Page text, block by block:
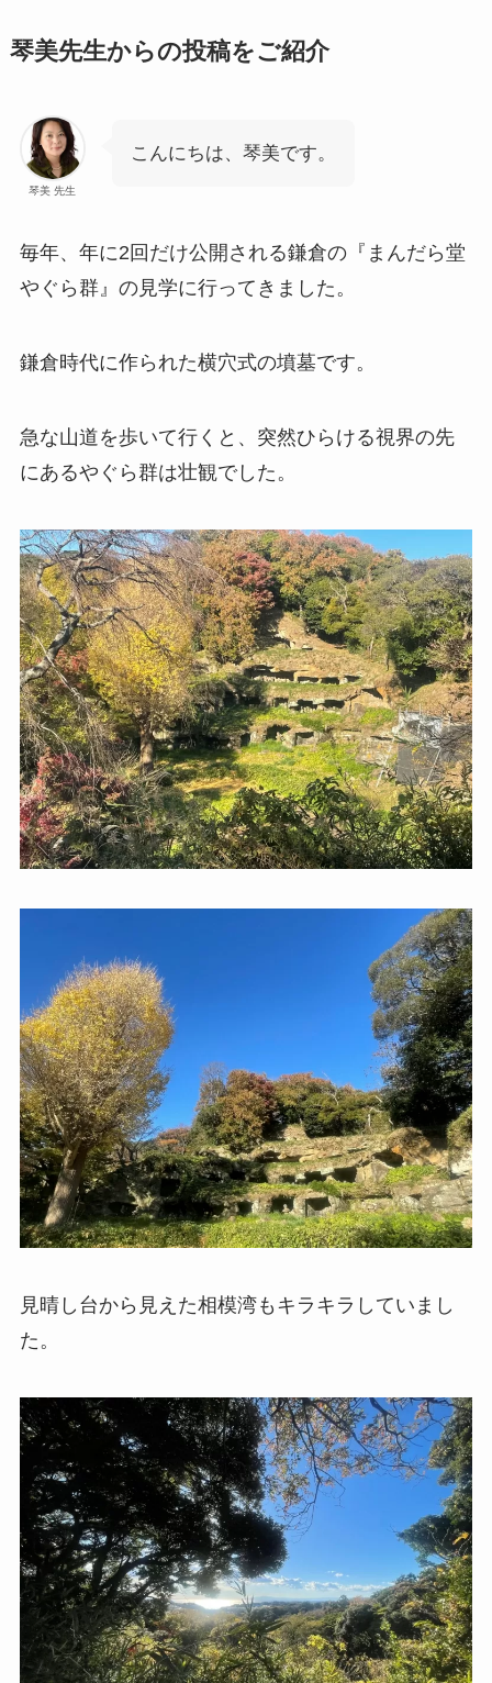
琴美先生からの投稿をご紹介
琴美 先生
こんにちは、琴美です。
毎年、年に2回だけ公開される鎌倉の『まんだら堂
やぐら群』の見学に行ってきました。
鎌倉時代に作られた横穴式の墳墓です。
急な山道を歩いて行くと、突然ひらける視界の先
にあるやぐら群は壮観でした。
見晴し台から見えた相模湾もキラキラしていまし
た。